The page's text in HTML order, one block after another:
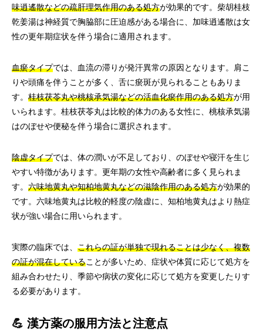
味逍遙散などの疏肝理気作用のある処方が効果的です。柴胡桂枝
乾姜湯は神経質で胸脇部に圧迫感がある場合に、加味逍遙散は女
性の更年期症状を伴う場合に適用されます。
血瘀タイプでは、血流の滞りが発汗異常の原因となります。肩こ
りや頭痛を伴うことが多く、舌に瘀斑が見られることもありま
す。 桂枝茯苓丸や桃核承気湯などの活血化瘀作用のある処方が用
いられます。桂枝茯苓丸は比較的体力のある女性に、桃核承気湯
はのぼせや便秘を伴う場合に選択されます。
陰虚タイプでは、体の潤いが不足しており、のぼせや寝汗を生じ
やすい特徴があります。更年期の女性や高齢者に多く見られま
す。 六味地黄丸や知柏地黄丸などの滋陰作用のある処方が効果的
です。六味地黄丸は比較的軽度の陰虚に、知柏地黄丸はより熱症
状が強い場合に用いられます。
実際の臨床では、 これらの証が単独で現れることは少なく、複数
の証が混在していることが多いため、症状や体質に応じて処方を
組み合わせたり、季節や病状の変化に応じて処方を変更したりす
る必要があります。
💪 漢方薬の服用方法と注意点